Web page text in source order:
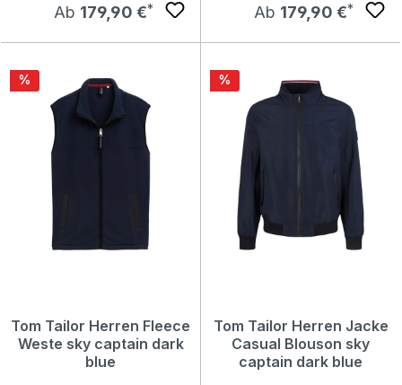
Regulärer Preis:
Ab 179,90 € Regulärer Preis:
Ab 179,90 €
Rabatt
%
Tom Tailor Herren Fleece
Weste sky captain dark
blue
Rabatt
%
Tom Tailor Herren Jacke
Casual Blouson sky
captain dark blue